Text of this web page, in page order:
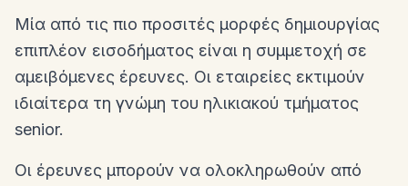
Μία από τις πιο προσιτές μορφές δημιουργίας
επιπλέον εισοδήματος είναι η συμμετοχή σε
αμειβόμενες έρευνες. Οι εταιρείες εκτιμούν
ιδιαίτερα τη γνώμη του ηλικιακού τμήματος
senior.
Οι έρευνες μπορούν να ολοκληρωθούν από